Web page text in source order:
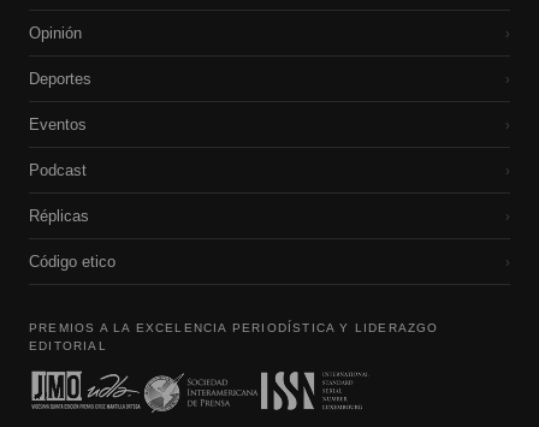
Opinión ›
Deportes ›
Eventos ›
Podcast ›
Réplicas ›
Código etico ›
PREMIOS A LA EXCELENCIA PERIODÍSTICA Y LIDERAZGO
EDITORIAL